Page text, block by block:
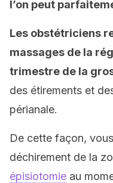
l’on peut
Les obstétriciens
massages de la
trimestre de la
des étirements et
périanale.
De cette façon,
déchirement de la
épisiotomie au